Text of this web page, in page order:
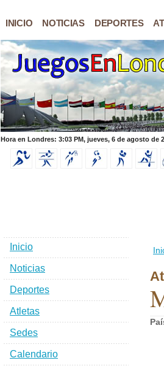
INICIO NOTICIAS DEPORTES
Hora en Londres: 3:03 PM, jueves, 6 de agosto de
Inicio
Noticias
Deportes
Atletas
Sedes
Calendario